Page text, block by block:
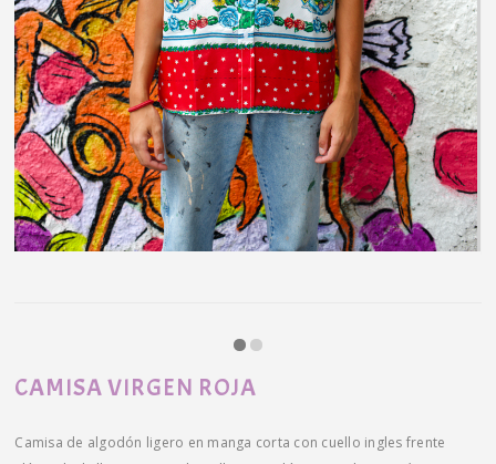
CAMISA VIRGEN ROJA
Camisa de algodón ligero en manga corta con cuello ingles frente